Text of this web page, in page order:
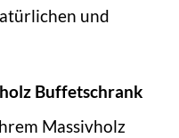
und
Buffetschrank
Massivholz